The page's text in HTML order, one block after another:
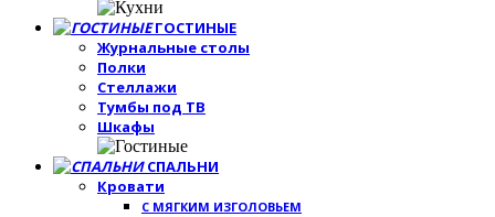
ГОСТИНЫЕ
Журнальные столы
Полки
Стеллажи
Тумбы под ТВ
Шкафы
СПАЛЬНИ
Кровати
С МЯГКИМ ИЗГОЛОВЬЕМ